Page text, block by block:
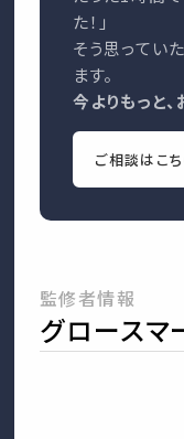
た！」
そう思ってい
ます。
今よりもっと
ご相談はこ
監修者情報
グロースマ